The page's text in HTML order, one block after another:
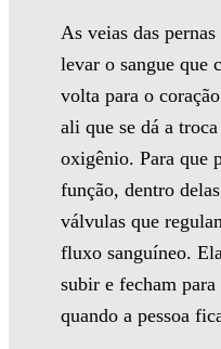
As veias das
levar o sangue que
volta para o
ali que se dá a
oxigênio. Para que
função, dentro
válvulas que
fluxo sanguíneo.
subir e fecham
quando a pessoa